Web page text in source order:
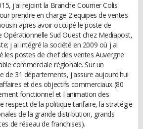
j'ai rejoint la Branche Courrier Colis
prendre en charge 2 equipes de ventes
apres avoir occupé le poste de
Opérationnelle Sud Ouest chez Mediapost,
j ai intégré la société en 2009 où j ai
les postes de chef des ventes Auvergne
commerciale régionale. Sur un
de 31 départements, j'assure aujourd'hui
et des objectifs commerciaux (80
fonctionnel et l animation des
respect de la politique tarifaire, la stratégie
de la grande distribution, grands
de réseau de franchises).